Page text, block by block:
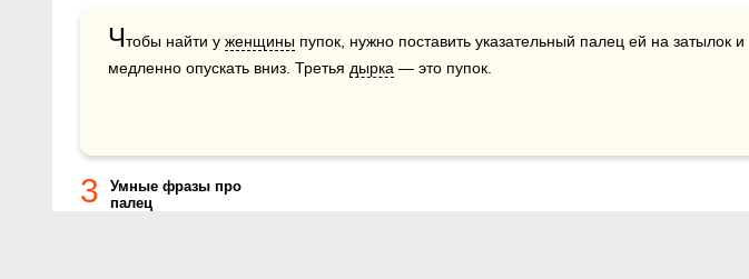
Чтобы найти у женщины пупок, нужно поставить указательный палец ей на затылок и
медленно опускать вниз. Третья дырка — это пупок.
3
Умные фразы про
палец